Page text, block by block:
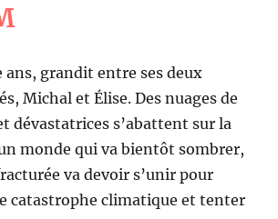
ans, grandit entre ses deux
Michal et Élise. Des nuages de
dévastatrices s’abattent sur la
monde qui va bientôt sombrer,
va devoir s’unir pour
catastrophe climatique et tenter